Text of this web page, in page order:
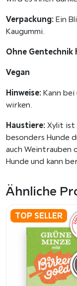
e
Verpackung: Ein
Kaugummi.
Ohne Gentechnik
Vegan
Hinweise: Kann
wirken.
Haustiere: Xylit ist
besonders Hunde
auch Weintrauben
Hunde und kann
Ähnliche
TOP SELLER